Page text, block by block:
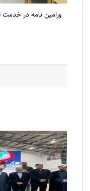
ورامین نامه در